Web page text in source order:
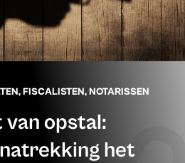
,FISCALISTEN,NOTARISSEN
opstal:
het